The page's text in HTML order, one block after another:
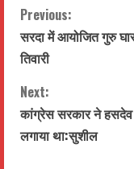
C
o
n
t
Previous:
सरदा में आयोजित गुरु
तिवारी
Next:
कांग्रेस सरकार ने हसदेव
लगाया था:सुशील